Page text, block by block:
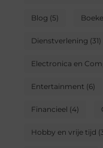
Blog (5)
Dienstverlening (31)
Electronica en
Entertainment (6)
Financieel (4)
Hobby en vrije tijd